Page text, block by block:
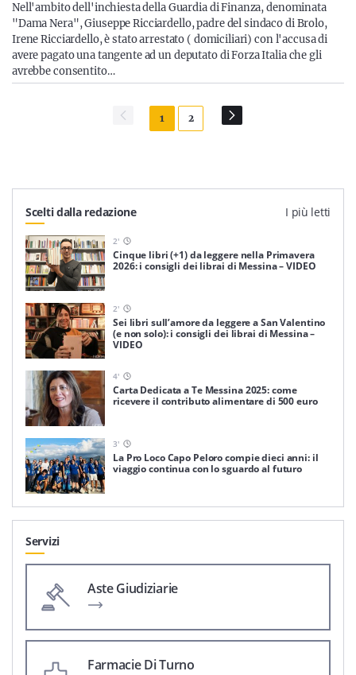
Nell'ambito dell'inchiesta della Guardia di Finanza, denominata
"Dama Nera", Giuseppe Ricciardello, padre del sindaco di Brolo,
Irene Ricciardello, è stato arrestato ( domiciliari) con l'accusa di
avere pagato una tangente ad un deputato di Forza Italia che gli
avrebbe consentito…
1 2
Scelti dalla redazione I più letti
2'
Cinque libri (+1) da leggere nella Primavera
2026: i consigli dei librai di Messina – VIDEO
2'
Sei libri sull’amore da leggere a San Valentino
(e non solo): i consigli dei librai di Messina –
VIDEO
4'
Carta Dedicata a Te Messina 2025: come
ricevere il contributo alimentare di 500 euro
3'
La Pro Loco Capo Peloro compie dieci anni: il
viaggio continua con lo sguardo al futuro
Servizi
Aste Giudiziarie
Farmacie Di Turno